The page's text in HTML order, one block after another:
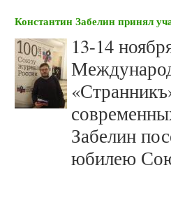
Константин Забелин принял
13-14
Забелин
юбилею